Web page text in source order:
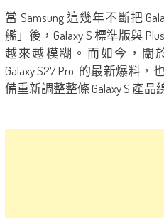
當 Samsung 這幾年不斷把
艦」後，Galaxy S 標準版與
越來越模糊。而如今，關於
Galaxy S27 Pro 的最新爆料，
備重新調整整條 Galaxy S 產品